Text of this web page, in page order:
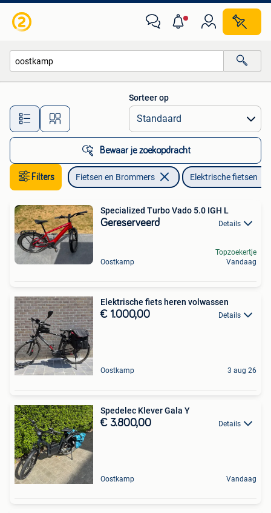
Alle afstanden…
Sorteer op
Bewaar je zoekopdracht
Filters Fietsen en Brommers Elektrische fietsen
Specialized Turbo Vado 5.0 IGH L
Gereserveerd Details
Oostkamp
Topzoekertje
Vandaag
Elektrische fiets heren volwassen
€ 1.000,00 Details
Oostkamp 3 aug 26
Spedelec Klever Gala Y
€ 3.800,00 Details
Oostkamp Vandaag